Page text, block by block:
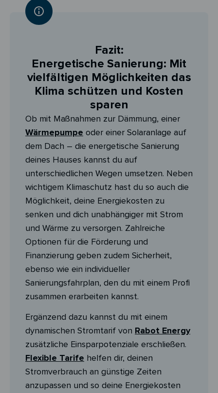
Fazit:
Energetische Sanierung: Mit
vielfältigen Möglichkeiten das
Klima schützen und Kosten
sparen
Ob mit Maßnahmen zur Dämmung, einer
Wärmepumpe oder einer Solaranlage auf
dem Dach – die energetische Sanierung
deines Hauses kannst du auf
unterschiedlichen Wegen umsetzen. Neben
wichtigem Klimaschutz hast du so auch die
Möglichkeit, deine Energiekosten zu
senken und dich unabhängiger mit Strom
und Wärme zu versorgen. Zahlreiche
Optionen für die Förderung und
Finanzierung geben zudem Sicherheit,
ebenso wie ein individueller
Sanierungsfahrplan, den du mit einem Profi
zusammen erarbeiten kannst.
Ergänzend dazu kannst du mit einem
dynamischen Stromtarif von Rabot Energy
zusätzliche Einsparpotenziale erschließen.
Flexible Tarife helfen dir, deinen
Stromverbrauch an günstige Zeiten
anzupassen und so deine Energiekosten